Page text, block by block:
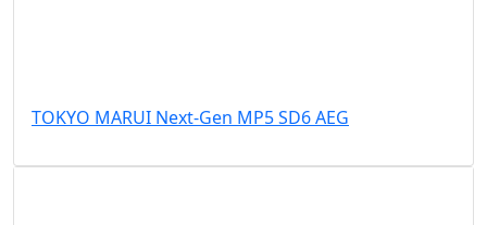
TOKYO MARUI Next-Gen MP5 SD6 AEG